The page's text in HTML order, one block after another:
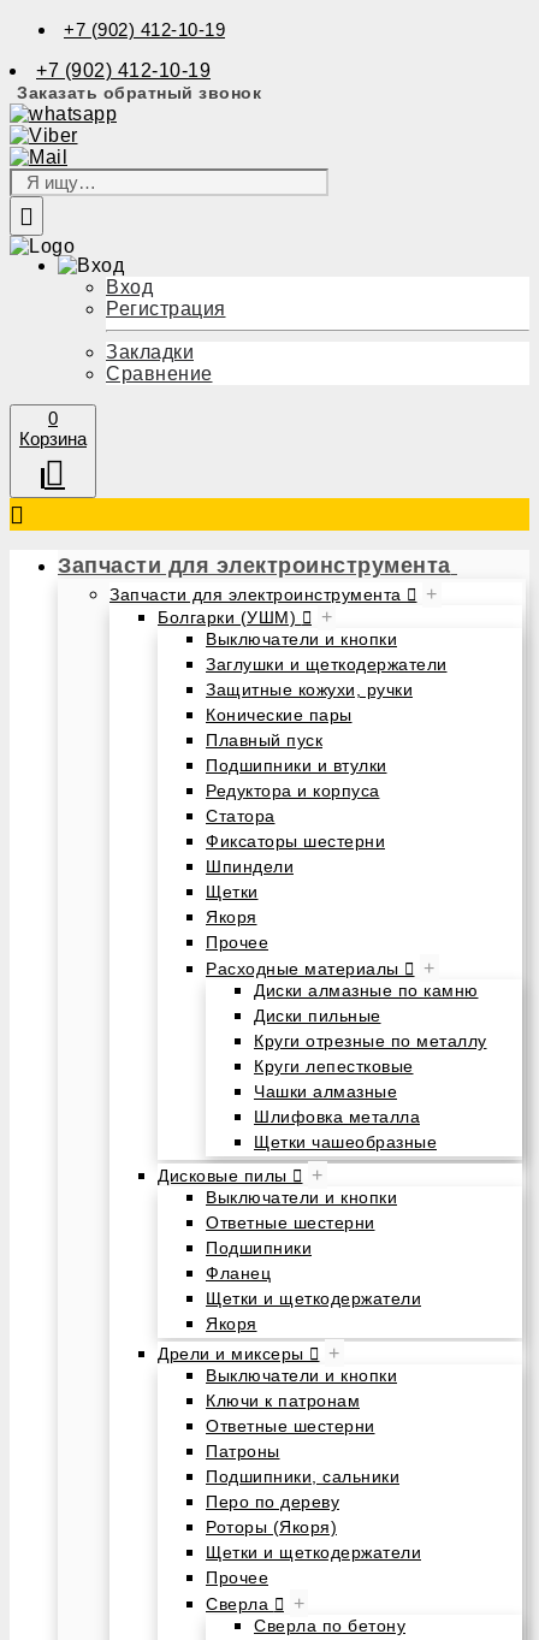
+7 (902) 412-10-19
+7 (902) 412-10-19
Заказать обратный звонок
Вход
Регистрация
Закладки
Сравнение
0
Корзина
Запчасти для электроинструмента
Запчасти для электроинструмента +
Болгарки (УШМ) +
Выключатели и кнопки
Заглушки и щеткодержатели
Защитные кожухи, ручки
Конические пары
Плавный пуск
Подшипники и втулки
Редуктора и корпуса
Статора
Фиксаторы шестерни
Шпиндели
Щетки
Якоря
Прочее
Расходные материалы
+
Диски алмазные по камню
Диски пильные
Круги отрезные по металлу
Круги лепестковые
Чашки алмазные
Шлифовка металла
Щетки чашеобразные
Дисковые пилы
+
Выключатели и кнопки
Ответные шестерни
Подшипники
Фланец
Щетки и щеткодержатели
Якоря
Дрели и миксеры
+
Выключатели и кнопки
Ключи к патронам
Ответные шестерни
Патроны
Подшипники, сальники
Перо по дереву
Роторы (Якоря)
Щетки и щеткодержатели
Прочее
Сверла
+
Сверла по бетону